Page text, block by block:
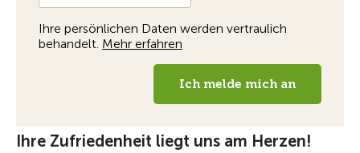
Ihre Zufriedenheit liegt uns am Herzen!